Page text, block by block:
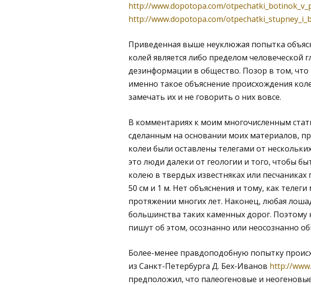
http://www.dopotopa.com/
http://www.dopotopa.com/
Приведенная выше неуклюжая попытка
колей является либо пределом человеческой
дезинформации в общество. Позор в том, что
именно такое объяснение происхождения
замечать их и не говорить о них вовсе.
В комментариях к моим многочисленным
сделанным на основании моих материалов,
колеи были оставлены телегами от
это люди далеки от геологии и того, чтобы
колею в твердых известняках или песчаниках
50 см и 1 м. Нет объяснения и тому, как
протяжении многих лет. Наконец, любая
большинства таких каменных дорог.
пишут об этом, осознанно или неосознанно
Более-менее правдоподобную попытку
из Санкт-Петербурга Д. Бех-Иванов http://
предположил, что палеогеновые и